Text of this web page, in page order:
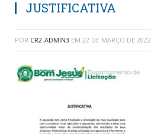
JUSTIFICATIVA
POR CR2-ADMIN3 EM 22 DE MARÇO DE 2022